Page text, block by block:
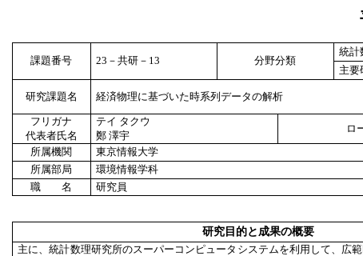
課題番号 23 －共研－ 13 分野分類
統計
主要
研究課題名 経済物理に基づいた時系列データの解析
フリガナ
代表者氏名
テイ タクウ
鄭 澤宇
ロ
所属機関
東京情報大学
所属部局
環境情報学科
職 名
研究員
研究目的と成果の概要
主に、統計数理研究所のスーパーコンピュータシステムを利用して、広